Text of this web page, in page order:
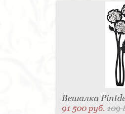
Вешалка
91 500 руб.109